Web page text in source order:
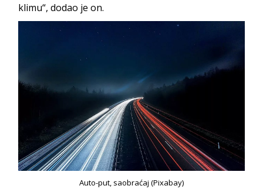
klimu“, dodao je on.
Auto-put, saobraćaj (Pixabay)